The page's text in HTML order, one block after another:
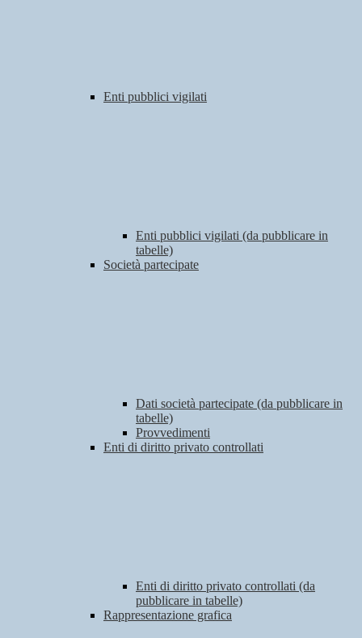
Enti pubblici vigilati
Enti pubblici vigilati (da pubblicare in
tabelle)
Società partecipate
Dati società partecipate (da pubblicare in
tabelle)
Provvedimenti
Enti di diritto privato controllati
Enti di diritto privato controllati (da
pubblicare in tabelle)
Rappresentazione grafica